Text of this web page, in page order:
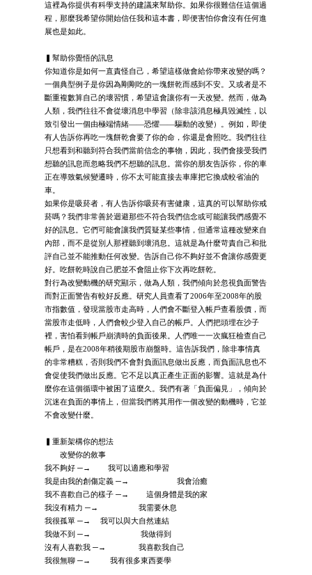
這裡為你提供有科學支持的建議來幫助你。如果你很難信任這個過
程，那麼我希望你開始信任我和這本書，即便害怕你會沒有任何進
展也是如此。
▍幫助你覺悟的訊息
你知道你是如何一直責怪自己，希望這樣做會給你帶來改變的嗎？
一個典型例子是你因為剛剛吃的一塊餅乾而感到不安。又或者是不
斷重複數算自己的壞習慣，希望這會讓你有一天改變。然而，做為
人類，我們往往不會從壞消息中學習（除非該消息極具毀滅性，以
致引發出一個由極端情緒——恐懼——驅動的改變）。例如，即使
有人告訴你再吃一塊餅乾會要了你的命，你還是會照吃。我們往往
只想看到和聽到符合我們當前信念的事物，因此，我們會接受我們
想聽的訊息而忽略我們不想聽的訊息。當你的朋友告訴你，你的車
正在導致氣候變遷時，你不太可能直接去車庫把它換成較省油的
車。
如果你是吸菸者，有人告訴你吸菸有害健康，這真的可以幫助你戒
菸嗎？我們非常善於迴避那些不符合我們信念或可能讓我們感覺不
好的訊息。它們可能會讓我們質疑某些事情，但通常這種改變來自
內部，而不是從別人那裡聽到壞消息。這就是為什麼苛責自己和批
評自己並不能推動任何改變。告訴自己你不夠好並不會讓你感覺更
好。吃餅乾時說自己肥並不會阻止你下次再吃餅乾。
對行為改變動機的研究顯示，做為人類，我們傾向於忽視負面警告
而對正面警告有較好反應。研究人員查看了2006年至2008年的股
市指數值，發現當股市走高時，人們會不斷登入帳戶查看股價，而
當股市走低時，人們會較少登入自己的帳戶。人們把頭埋在沙子
裡，害怕看到帳戶崩潰時的負面後果。人們唯一一次瘋狂檢查自己
帳戶，是在2008年稍後期股市崩盤時。這告訴我們，除非事情真
的非常糟糕，否則我們不會對負面訊息做出反應，而負面訊息也不
會促使我們做出反應。它不足以真正產生正面的影響。這就是為什
麼你在這個循環中被困了這麼久。我們有著「負面偏見」，傾向於
沉迷在負面的事情上，但當我們將其用作一個改變的動機時，它並
不會改變什麼。
▍重新架構你的想法
改變你的敘事
我不夠好 ─→ 我可以適應和學習
我是由我的創傷定義 ─→ 我會治癒
我不喜歡自己的樣子 ─→ 這個身體是我的家
我沒有精力 ─→ 我需要休息
我很孤單 ─→ 我可以與大自然連結
我做不到 ─→ 我做得到
沒有人喜歡我 ─→ 我喜歡我自己
我很無聊 ─→ 我有很多東西要學